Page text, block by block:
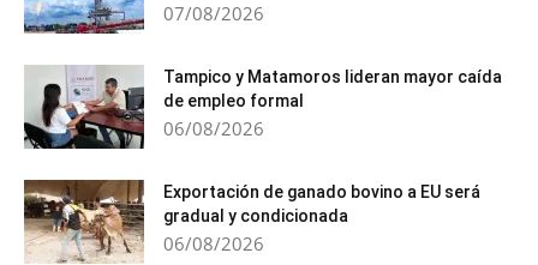
07/08/2026
Tampico y Matamoros lideran mayor caída
de empleo formal
06/08/2026
Exportación de ganado bovino a EU será
gradual y condicionada
06/08/2026